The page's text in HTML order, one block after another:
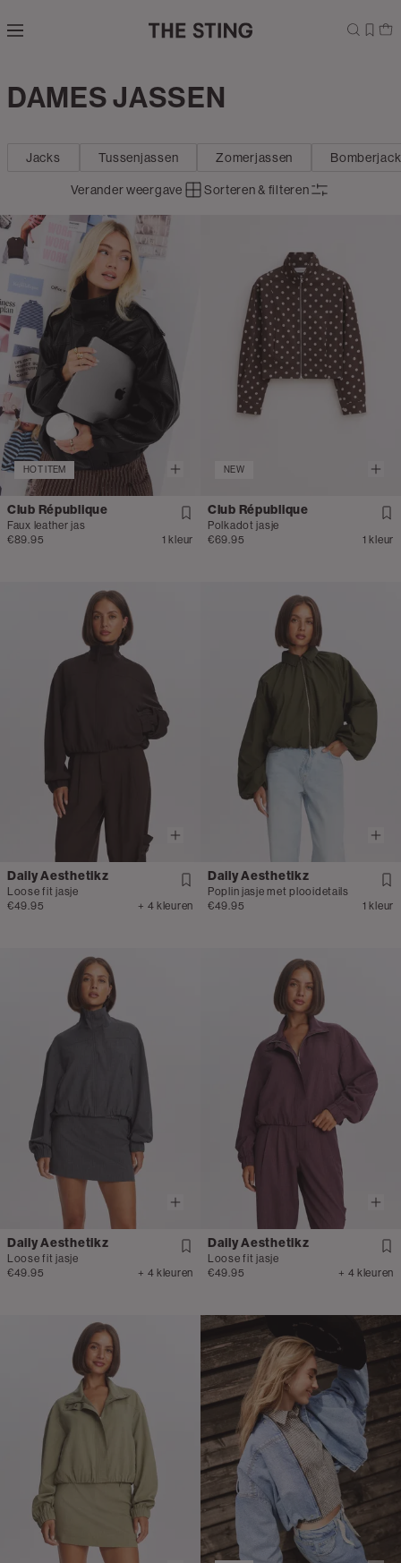
direct naar
zoekbalk
naar de
Kleding
DAMES JASSEN
Jacks Tussenjassen Zomerjassen
Verander weergave Sorteren & filteren
HOT ITEM
Club République
Faux leather jas
€89.95
1 kleur
NEW
Club République
Polkadot jasje
€69.95
1 kleur
Daily Aesthetikz
Loose fit jasje
€49.95
+ 4 kleuren
Daily Aesthetikz
Poplin jasje met plooidetails
€49.95
1 kleur
Daily Aesthetikz
Loose fit jasje
€49.95
+ 4 kleuren
Daily Aesthetikz
Loose fit jasje
€49.95
+ 4 kleuren